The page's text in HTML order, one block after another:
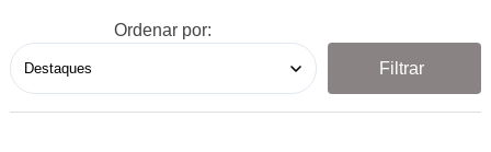
Ordenar por:
Filtrar